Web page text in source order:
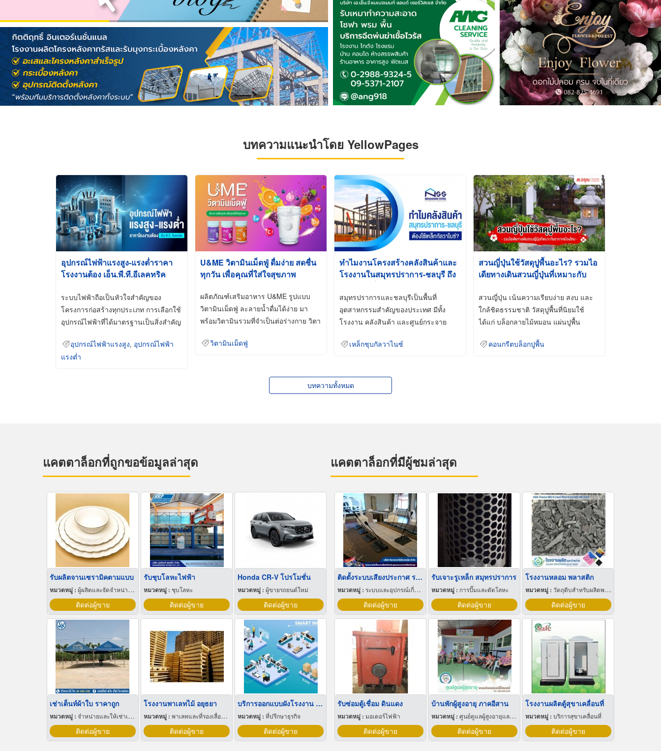
บทความแนะนำโดย YellowPages
อุปกรณ์ไฟฟ้าแรงสูง-แรงต่ำราคา
โรงงานต้อง เอ็น.พี.ที.อีเลคทริค
ระบบไฟฟ้าถือเป็นหัวใจสำคัญของ
โครงการก่อสร้างทุกประเภท การเลือกใช้
อุปกรณ์ไฟฟ้าที่ได้มาตรฐานเป็นสิ่งสำคัญ
อุปกรณ์ไฟฟ้าแรงสูง
อุปกรณ์ไฟฟ้า
แรงต่ำ
U&ME วิตามินเม็ดฟู่ ดื่มง่าย สดชื่น
ทุกวัน เพื่อคุณที่ใส่ใจสุขภาพ
ผลิตภัณฑ์เสริมอาหาร U&ME รูปแบบ
วิตามินเม็ดฟู่ ละลายน้ำดื่มได้ง่าย มา
พร้อมวิตามินรวมที่จำเป็นต่อร่างกาย วิตา
วิตามินเม็ดฟู่
ทำไมงานโครงสร้างคลังสินค้าและ
โรงงานในสมุทรปราการ-ชลบุรี ถึง
Galvanized)
สมุทรปราการและชลบุรีเป็นพื้นที่
อุตสาหกรรมสำคัญของประเทศ มีทั้ง
โรงงาน คลังสินค้า และศูนย์กระจาย
เหล็กชุบกัลวาไนซ์
สวนญี่ปุ่นใช้วัสดุปูพื้นอะไร? รวมไอ
เดียทางเดินสวนญี่ปุ่นที่เหมาะกับ
สวนญี่ปุ่น เน้นความเรียบง่าย สงบ และ
ใกล้ชิดธรรมชาติ วัสดุปูพื้นที่นิยมใช้
ได้แก่ บล็อกลายไม้หมอน แผ่นปูพื้น
คอนกรีตบล็อกปูพื้น
บทความทั้งหมด
แคตตาล็อกที่ถูกขอข้อมูลล่าสุด
รับผลิตจานเซรามิคตามแบบ
หมวดหมู่ : ผู้ผลิตและจัดจำหน่ายกระเบื้องเซรามิก
ติดต่อผู้ขาย
รับชุบโลหะไฟฟ้า
หมวดหมู่ : ชุบโลหะ
ติดต่อผู้ขาย
Honda CR-V โปรโมชั่น
หมวดหมู่ :ผู้ขายรถยนต์ใหม่
ติดต่อผู้ขาย
เช่าเต็นท์ผ้าใบ ราคาถูก
หมวดหมู่ : จำหน่ายและให้เช่าเต็นท์
ติดต่อผู้ขาย
โรงงานพาเลทไม้ อยุธยา
หมวดหมู่ : พาเลทและที่รองเลื่อนกะบะ
ติดต่อผู้ขาย
บริการออกแบบผังโรงงาน Lay out
หมวดหมู่ :ที่ปรึกษาธุรกิจ
ติดต่อผู้ขาย
แคตตาล็อกที่มีผู้ชมล่าสุด
ติดตั้งระบบเสียงประกาศ ระบบเสียงตามสาย ติดตั้งลำโพงฮอร์นในโรงงาน
หมวดหมู่ : ระบบและอุปกรณ์เกี่ยวกับเสียง
ติดต่อผู้ขาย
รับเจาะรูเหล็ก สมุทรปราการ
หมวดหมู่ : การปั๊มและตัดโลหะ
ติดต่อผู้ขาย
โรงงานหลอม พลาสติก
หมวดหมู่ :วัตถุดิบสำหรับผลิตพลาสติก
ติดต่อผู้ขาย
รับซ่อมตู้เชื่อม ดินแดง
หมวดหมู่ : มอเตอร์ไฟฟ้า
ติดต่อผู้ขาย
บ้านพักผู้สูงอายุ ภาคอีสาน
หมวดหมู่ : ศูนย์ดูแลผู้สูงอายุและผู้ป่วยพักฟื้น
ติดต่อผู้ขาย
โรงงานผลิตตู้สุขาเคลื่อนที่
หมวดหมู่ :บริการสุขาเคลื่อนที่
ติดต่อผู้ขาย